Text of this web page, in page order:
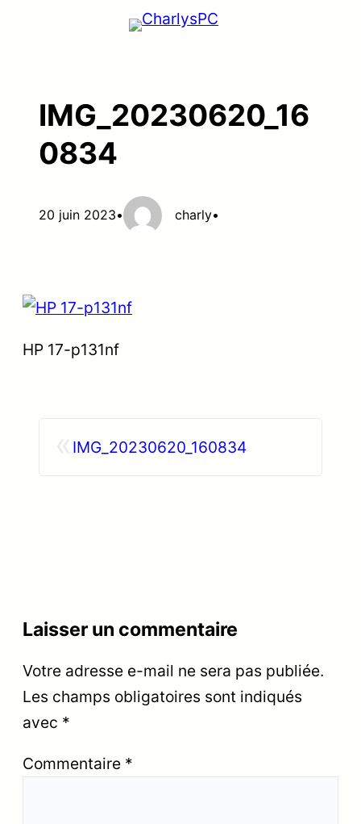
IMG_20230620_16
0834
20 juin 2023• charly•
HP 17-p131nf
IMG_20230620_160834
Laisser un commentaire
Votre adresse e-mail ne sera pas publiée.
Les champs obligatoires sont indiqués
avec *
Commentaire *